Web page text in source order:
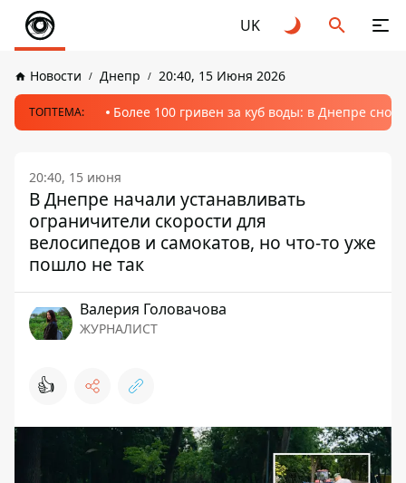
UK
Новости Днепр 20:40, 15 Июня 2026
ТОПТЕМА: Более 100 гривен за куб воды: в Днепре
20:40, 15 июня
В Днепре начали устанавливать
ограничители скорости для
велосипедов и самокатов, но что-то уже
пошло не так
Валерия Головачова
ЖУРНАЛИСТ
👍